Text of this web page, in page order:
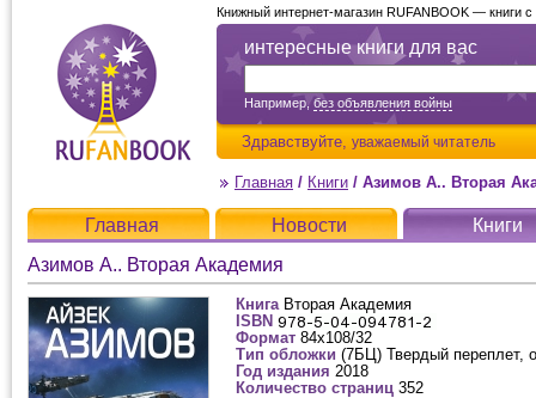
интересные книги для вас
Например,без объявления войны
Здравствуйте, уважаемый читатель
Книжный интернет-магазин RUFANBOOK — книги
Главная / Книги / Азимов А.. Вторая
Главная Новости
Книги
Азимов А.. Вторая Академия
Книга Вторая Академия
ISBN
Формат 84x108/32
Тип обложки (7БЦ) Твердый переплет,
Год издания 2018
Количество страниц 352